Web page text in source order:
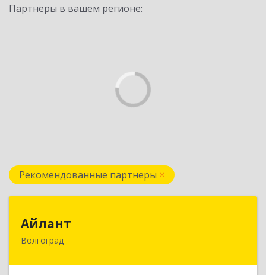
Партнеры в вашем регионе:
Рекомендованные партнеры
Айлант
Волгоград400001, Волгоградская обл, Волгоград г, им